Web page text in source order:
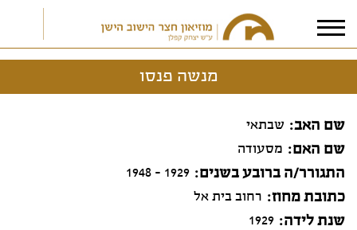
אני מאשר/ת אתתנאי הפרטיות
מנשה פנסו
שם האב שבתאי
שם האם מסעודה
התגורר/ה ברובע בשנים 1929 - 1948
כתובת מחוז רחוב בית אל
שנת לידה 1929